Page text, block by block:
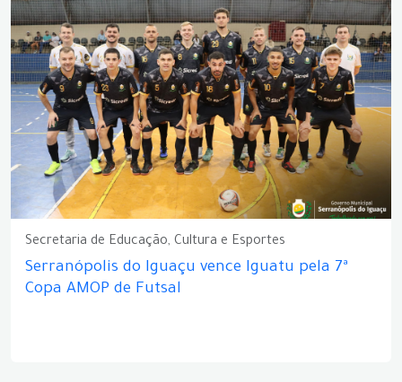
Secretaria de Educação, Cultura e Esportes
Serranópolis do Iguaçu vence Iguatu pela 7ª
Copa AMOP de Futsal